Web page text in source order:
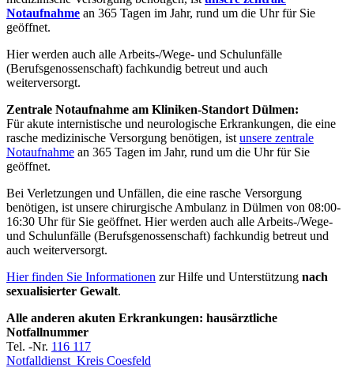
Notaufnahme an 365 Tagen im Jahr, rund um die Uhr für Sie
geöffnet.
Hier werden auch alle Arbeits-/Wege- und Schulunfälle
(Berufsgenossenschaft) fachkundig betreut und auch
weiterversorgt.
Zentrale Notaufnahme am Kliniken-Standort Dülmen:
Für akute internistische und neurologische Erkrankungen, die eine
rasche medizinische Versorgung benötigen, ist unsere zentrale
Notaufnahme an 365 Tagen im Jahr, rund um die Uhr für Sie
geöffnet.
Bei Verletzungen und Unfällen, die eine rasche Versorgung
benötigen, ist unsere chirurgische Ambulanz in Dülmen von 08:00-
16:30 Uhr für Sie geöffnet. Hier werden auch alle Arbeits-/Wege-
und Schulunfälle (Berufsgenossenschaft) fachkundig betreut und
auch weiterversorgt.
Hier finden Sie Informationen zur Hilfe und Unterstützung nach
sexualisierter Gewalt.
Alle anderen akuten Erkrankungen: hausärztliche
Notfallnummer
Tel. -Nr. 116 117
Notfalldienst Kreis Coesfeld